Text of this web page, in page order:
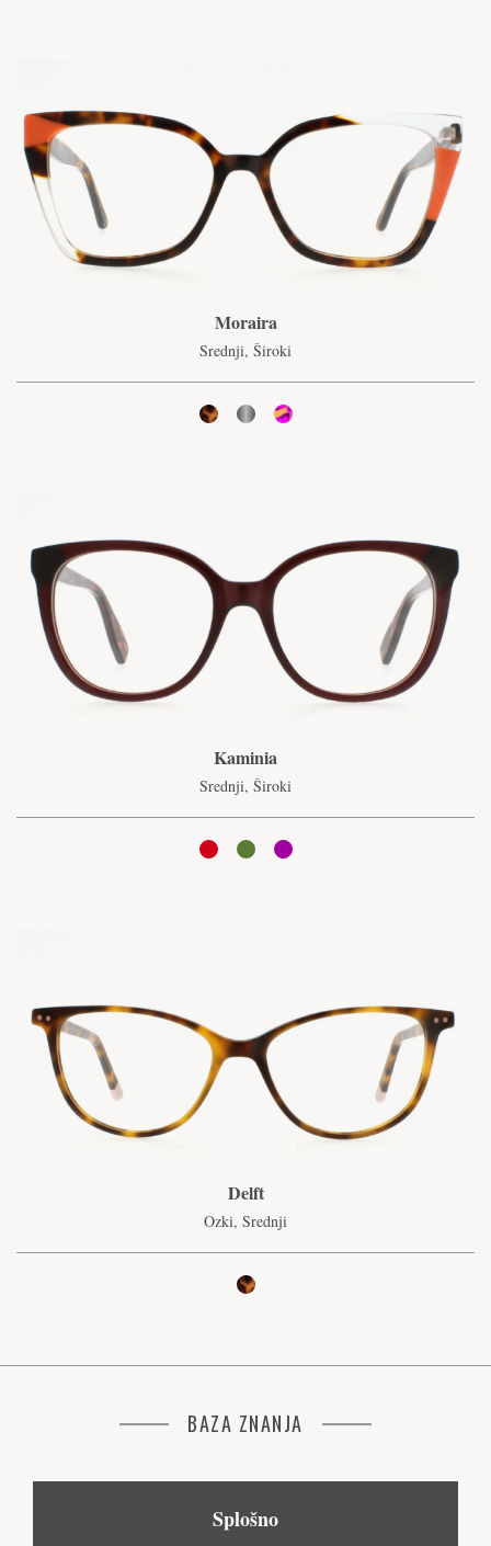
Moraira
Srednji, Široki
Kaminia
Srednji, Široki
Delft
Ozki, Srednji
BAZA ZNANJA
Splošno